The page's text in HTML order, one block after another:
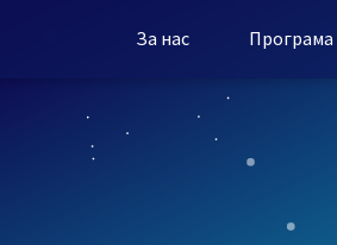
За нас Програма